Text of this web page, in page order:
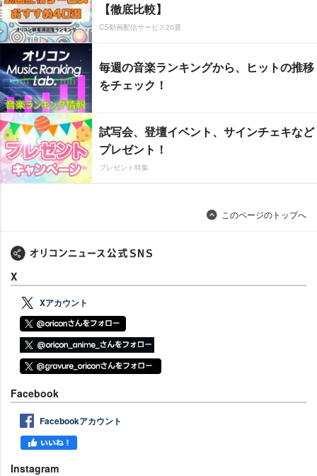
【徹底比較】
CS動画配信サービス20選
毎週の音楽ランキングから、ヒットの推移
をチェック！
試写会、登壇イベント、サインチェキなど
プレゼント！
プレゼント特集
このページのトップへ
X
Xアカウント
Facebook
Facebookアカウント
Instagram